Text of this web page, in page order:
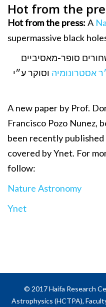
Hot from the
Hot from the press:A
supermassive black
סופר-מאסיביים
אסטרונומיה וסוקר ע״י
A new paper by Prof.
Francisco Pozo Nunez,
been recently
covered by Ynet. For
follow:
Nature Astronomy
Ynet
© 2017 Haifa Research
Astrophysics (HCTPA),